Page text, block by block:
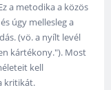
a metodika a közös
úgy mellesleg a
(vö. a nyílt levél
kártékony."). Most
kell
kritikát.